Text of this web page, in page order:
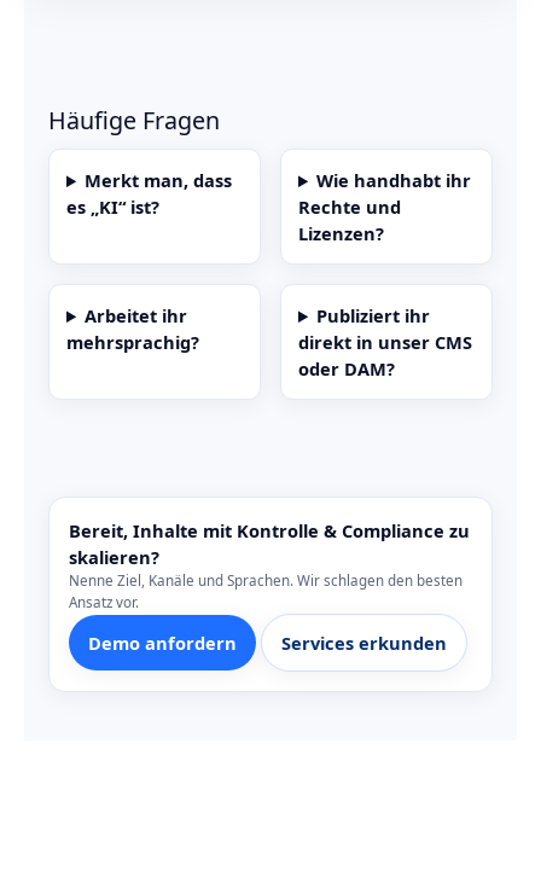
Häufige Fragen
Merkt man, dass
es „KI“ ist?
Wie handhabt ihr
Rechte und
Lizenzen?
Arbeitet ihr
mehrsprachig?
Publiziert ihr
direkt in unser CMS
oder DAM?
Bereit, Inhalte mit Kontrolle & Compliance zu
skalieren?
Nenne Ziel, Kanäle und Sprachen. Wir schlagen den besten
Ansatz vor.
Demo anfordern Services erkunden